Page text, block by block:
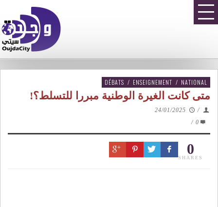
DÉBATS / ENSEIGNEMENT / NATIONAL
متى كانت الغيرة الوطنية مبررا للتسلط؟!
/
24/01/2025
0
/
0
SHARES